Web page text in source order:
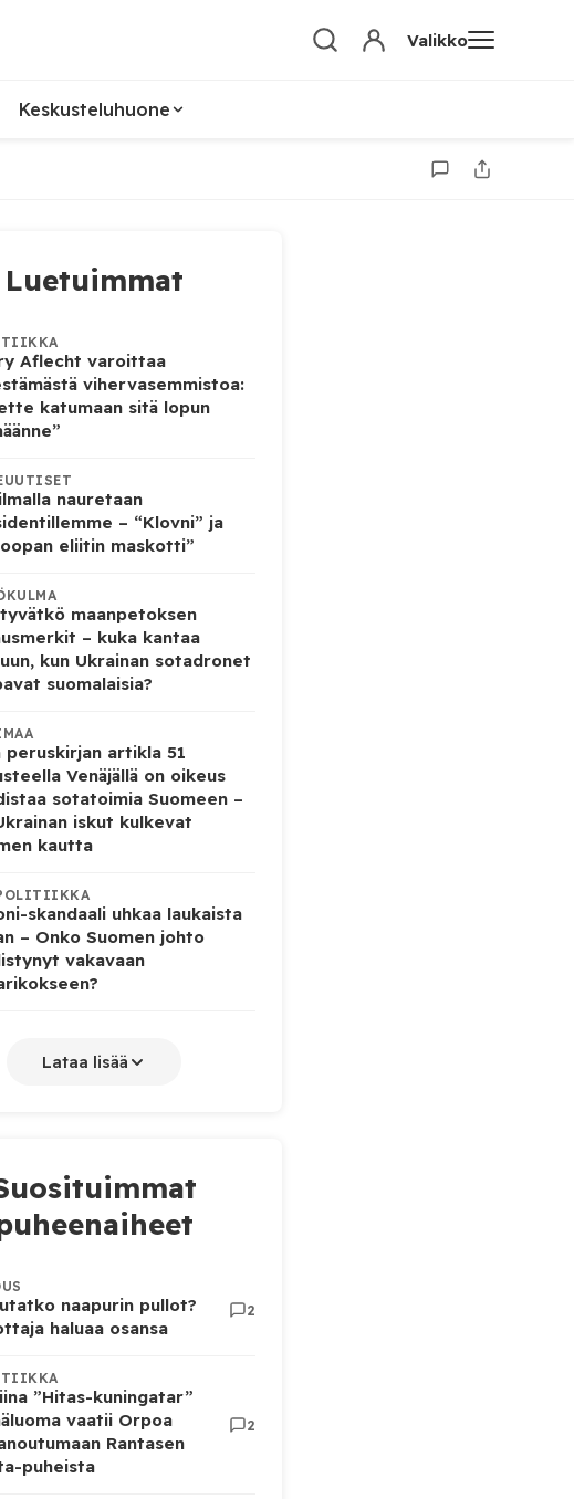
Valikko
Keskusteluhuone
Luetuimmat
Aflecht varoittaa
vihervasemmistoa:
katumaan sitä lopun
nauretaan
– “Klovni” ja
eliitin maskotti”
maanpetoksen
– kuka kantaa
kun Ukrainan sotadronet
suomalaisia?
peruskirjan artikla 51
Venäjällä on oikeus
sotatoimia Suomeen –
iskut kulkevat
kautta
skandaali uhkaa laukaista
– Onko Suomen johto
vakavaan
Lataa lisää
naapurin pullot?
haluaa osansa
2
”Hitas-kuningatar”
vaatii Orpoa
Rantasen
puheista
2